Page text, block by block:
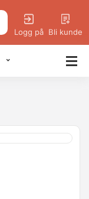
Logg på Bli kunde